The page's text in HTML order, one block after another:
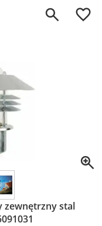
0
zewnętrzny stal